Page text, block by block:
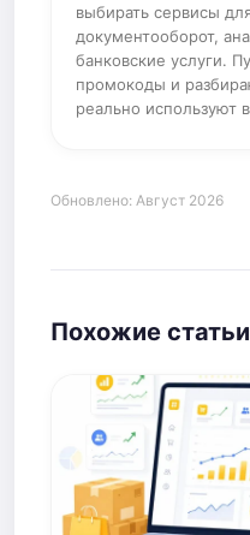
выбирать сервисы
документооборот,
банковские услуги.
промокоды и
реально используют
Обновлено: Август 2026
Похожие статьи